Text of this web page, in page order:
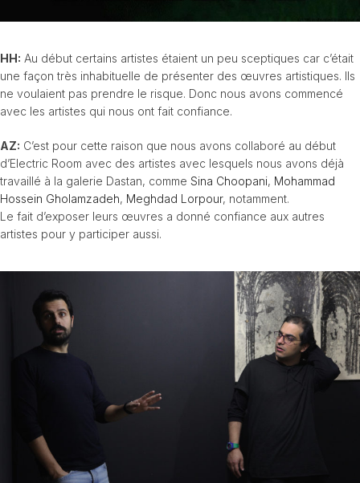
HH: Au début certains artistes étaient un peu sceptiques car c’était
une façon très inhabituelle de présenter des œuvres artistiques. Ils
ne voulaient pas prendre le risque. Donc nous avons commencé
avec les artistes qui nous ont fait confiance.
AZ: C’est pour cette raison que nous avons collaboré au début
d’Electric Room avec des artistes avec lesquels nous avons déjà
travaillé à la galerie Dastan, comme Sina Choopani, Mohammad
Hossein Gholamzadeh, Meghdad Lorpour, notamment.
Le fait d’exposer leurs œuvres a donné confiance aux autres
artistes pour y participer aussi.